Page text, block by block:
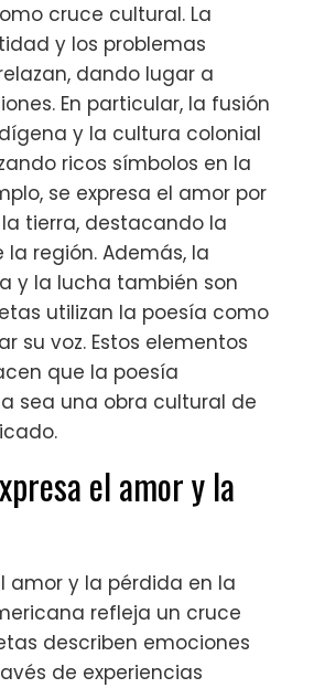
cruce cultural. La
y los problemas
dando lugar a
En particular, la fusión
y la cultura colonial
ricos símbolos en la
se expresa el amor por
tierra, destacando la
región. Además, la
y la lucha también son
utilizan la poesía como
su voz. Estos elementos
que la poesía
sea una obra cultural de
el amor y la
amor y la pérdida en la
refleja un cruce
describen emociones
de experiencias